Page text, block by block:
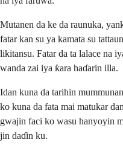
Mutanen da ke da raunuka,
fatar kan su ya kamata su
likitansu. Fatar da ta lalace na
wanda zai iya ƙara haɗarin illa.
Idan kuna da tarihin
ko kuna da fata mai matukar
gwajin faci ko wasu hanyoyin
jin daɗin ku.